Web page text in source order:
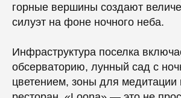
горные вершины создают
силуэт на фоне ночного неба.
Инфраструктура поселка
обсерваторию, лунный сад с
цветением, зоны для медитации